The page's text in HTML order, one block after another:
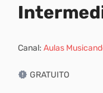
Canal: Aulas
GRATUITO